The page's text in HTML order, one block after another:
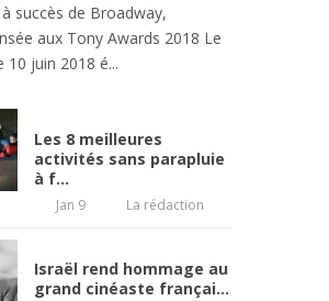
succès de Broadway,
aux Tony Awards 2018 Le
10 juin 2018 é...
Les 8 meilleures
activités sans parapluie
à f...
Jan 9 La rédaction
Israël rend hommage au
grand cinéaste françai...